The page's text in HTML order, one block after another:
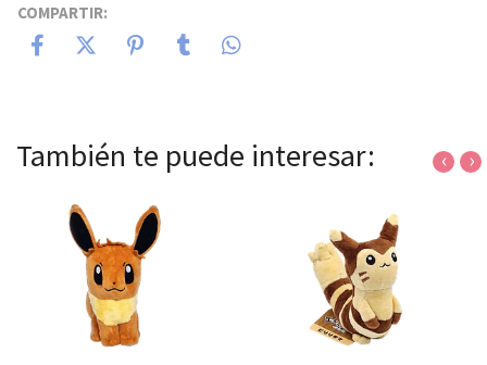
COMPARTIR:
También te puede interesar: ‹ ›